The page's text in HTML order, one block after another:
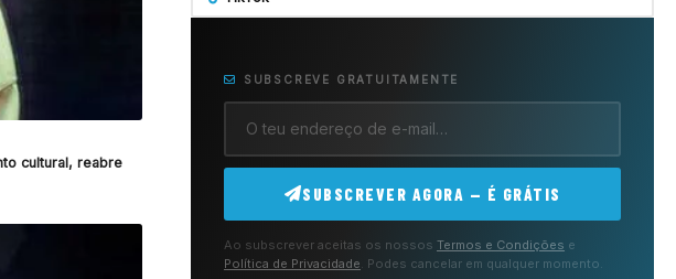
cultural, reabre
SUBSCREVE GRATUITAMENTE
SUBSCREVER AGORA — É GRÁTIS
Ao subscrever aceitas os nossos Termos e Condições e
Política de Privacidade . Podes cancelar em qualquer momento.